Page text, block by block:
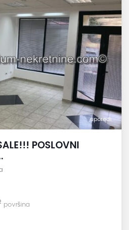
uporedi
POSLOVNI
površina